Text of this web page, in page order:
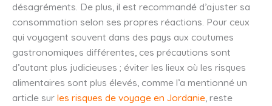
désagréments. De plus, il est recommandé d’ajuster sa
consommation selon ses propres réactions. Pour ceux
qui voyagent souvent dans des pays aux coutumes
gastronomiques différentes, ces précautions sont
d’autant plus judicieuses ; éviter les lieux où les risques
alimentaires sont plus élevés, comme l’a mentionné un
article sur les risques de voyage en Jordanie, reste